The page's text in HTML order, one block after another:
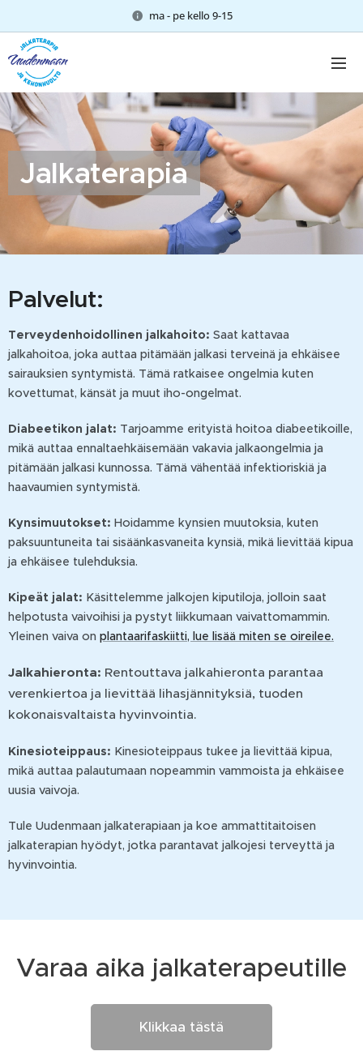
ma - pe kello 9-15
Jalkaterapia
Palvelut:
Terveydenhoidollinen jalkahoito: Saat kattavaa
jalkahoitoa, joka auttaa pitämään jalkasi terveinä ja ehkäisee
sairauksien syntymistä. Tämä ratkaisee ongelmia kuten
kovettumat, känsät ja muut iho-ongelmat.
Diabeetikon jalat: Tarjoamme erityistä hoitoa diabeetikoille,
mikä auttaa ennaltaehkäisemään vakavia jalkaongelmia ja
pitämään jalkasi kunnossa. Tämä vähentää infektioriskiä ja
haavaumien syntymistä.
Kynsimuutokset: Hoidamme kynsien muutoksia, kuten
paksuuntuneita tai sisäänkasvaneita kynsiä, mikä lievittää kipua
ja ehkäisee tulehduksia.
Kipeät jalat: Käsittelemme jalkojen kiputiloja, jolloin saat
helpotusta vaivoihisi ja pystyt liikkumaan vaivattomammin.
Yleinen vaiva on plantaarifaskiitti, lue lisää miten se oireilee.
Jalkahieronta: Rentouttava jalkahieronta parantaa
verenkiertoa ja lievittää lihasjännityksiä, tuoden
kokonaisvaltaista hyvinvointia.
Kinesioteippaus: Kinesioteippaus tukee ja lievittää kipua,
mikä auttaa palautumaan nopeammin vammoista ja ehkäisee
uusia vaivoja.
Tule Uudenmaan jalkaterapiaan ja koe ammattitaitoisen
jalkaterapian hyödyt, jotka parantavat jalkojesi terveyttä ja
hyvinvointia.
Varaa aika jalkaterapeutille
Klikkaa tästä